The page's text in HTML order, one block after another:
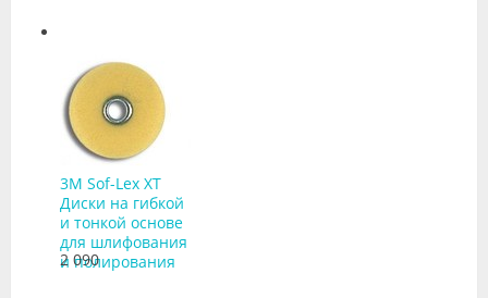
3M Sof-Lex XT
Диски на гибкой
и тонкой основе
для шлифования
и полирования
2 090